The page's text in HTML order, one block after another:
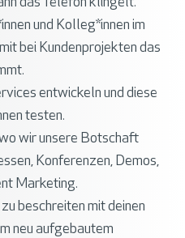
und Kolleg*innen im
bei Kundenprojekten das
entwickeln und diese
testen.
wir unsere Botschaft
Konferenzen, Demos,
Marketing.
beschreiten mit deinen
neu aufgebautem